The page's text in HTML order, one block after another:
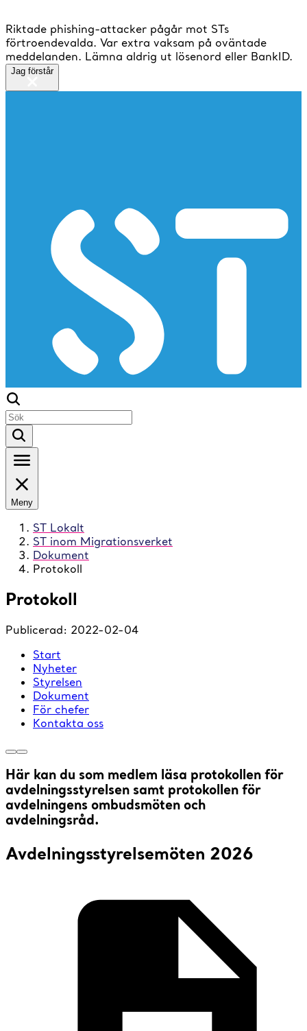
Riktade phishing-attacker pågår mot STs
förtroendevalda. Var extra vaksam på oväntade
meddelanden. Lämna aldrig ut lösenord eller BankID.
Jag förstår
Meny
ST Lokalt
ST inom Migrationsverket
Dokument
Protokoll
Protokoll
Publicerad: 2022-02-04
Start
Nyheter
Styrelsen
Dokument
För chefer
Kontakta oss
Här kan du som medlem läsa protokollen för
avdelningsstyrelsen samt protokollen för
avdelningens ombudsmöten och
avdelningsråd.
Avdelningsstyrelsemöten 2026